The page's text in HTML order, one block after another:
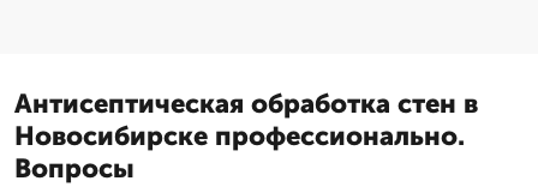
Антисептическая обработка стен в
Новосибирске профессионально.
Вопросы